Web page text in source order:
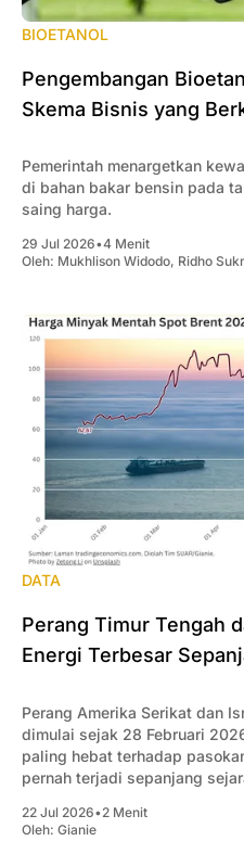
BIOETANOL
Pengembangan
Skema Bisnis yang
Pemerintah menargetkan
di bahan bakar bensin pada
saing harga.
29 Jul 2026•4 Menit
Oleh: Mukhlison Widodo, Ridho
DATA
Perang Timur Tengah
Energi Terbesar
Perang Amerika Serikat dan
dimulai sejak 28 Februari
paling hebat terhadap
pernah terjadi sepanjang
konflik tersebut.
22 Jul 2026•2 Menit
Oleh: Gianie